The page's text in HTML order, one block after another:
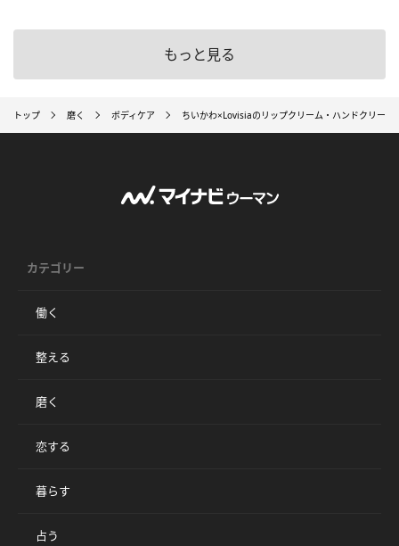
もっと見る
トップ 磨く ボディケア ちいかわ×Lovisiaのリップクリーム・ハンドクリーム
カテゴリー
働く
整える
磨く
恋する
暮らす
占う